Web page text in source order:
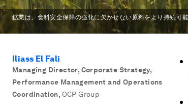
鉱業は、食料安全保障の強化に欠かせない原料をより持続可
Iliass El Fali
Managing Director, Corporate Strategy,
Performance Management and Operations
Coordination, OCP Group